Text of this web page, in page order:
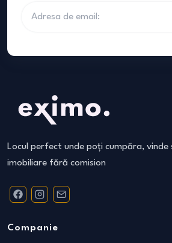
Locul perfect unde poți cumpăra,
imobiliare fără comision
Companie